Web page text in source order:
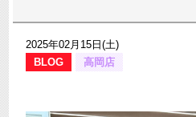
2025年02月15日(土)
BLOG
高岡店